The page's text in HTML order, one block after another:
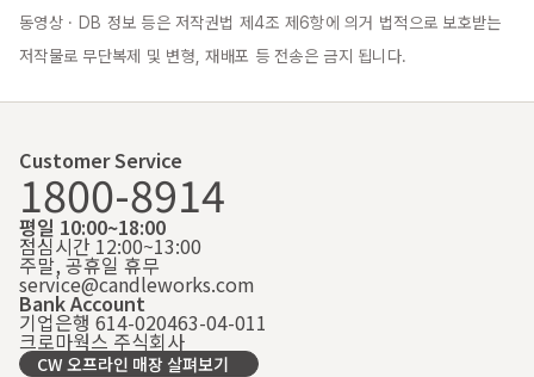
동영상 · DB 정보 등은 저작권법 제4조 제6항에 의거 법적으로 보호받는
저작물로 무단복제 및 변형, 재배포 등 전송은 금지 됩니다.
Customer Service
1800-8914
평일 10:00~18:00
점심시간 12:00~13:00
주말, 공휴일 휴무
service@candleworks.com
Bank Account
기업은행 614-020463-04-011
크로마웍스 주식회사
CW 오프라인 매장 살펴보기